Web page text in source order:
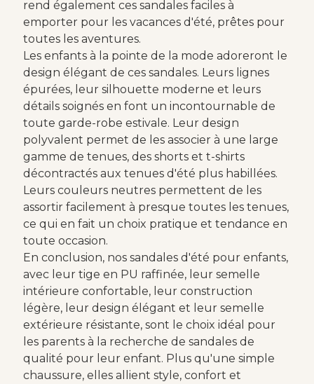
rend également ces sandales faciles à
emporter pour les vacances d'été, prêtes pour
toutes les aventures.
Les enfants à la pointe de la mode adoreront le
design élégant de ces sandales. Leurs lignes
épurées, leur silhouette moderne et leurs
détails soignés en font un incontournable de
toute garde-robe estivale. Leur design
polyvalent permet de les associer à une large
gamme de tenues, des shorts et t-shirts
décontractés aux tenues d'été plus habillées.
Leurs couleurs neutres permettent de les
assortir facilement à presque toutes les tenues,
ce qui en fait un choix pratique et tendance en
toute occasion.
En conclusion, nos sandales d'été pour enfants,
avec leur tige en PU raffinée, leur semelle
intérieure confortable, leur construction
légère, leur design élégant et leur semelle
extérieure résistante, sont le choix idéal pour
les parents à la recherche de sandales de
qualité pour leur enfant. Plus qu'une simple
chaussure, elles allient style, confort et